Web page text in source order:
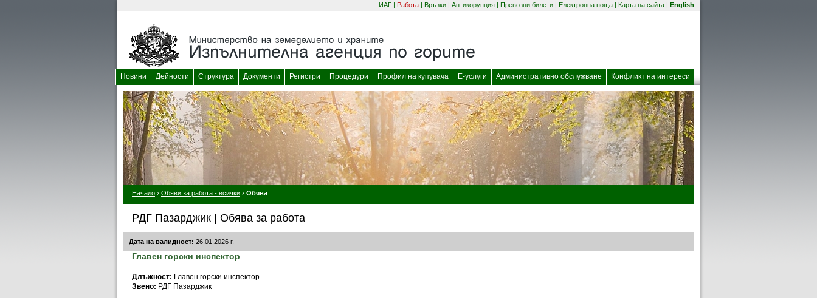
ИАГ | Работа | Връзки | Антикорупция | Превозни билети | Електронна поща (отваря се в нов прозорец)
| Карта на сайта | English
Новини Дейности Структура Документи Регистри Процедури Профил на купувача (отваря се в нов прозорец)
Е-услуги (отваря се в нов прозорец)
Административно обслужване Конфликт на интереси
Начало › Обяви за работа - всички › Обява
РДГ Пазарджик | Обява за работа
Дата на валидност: 26.01.2026 г.
Главен горски инспектор
Длъжност: Главен горски инспектор
Звено: РДГ Пазарджик